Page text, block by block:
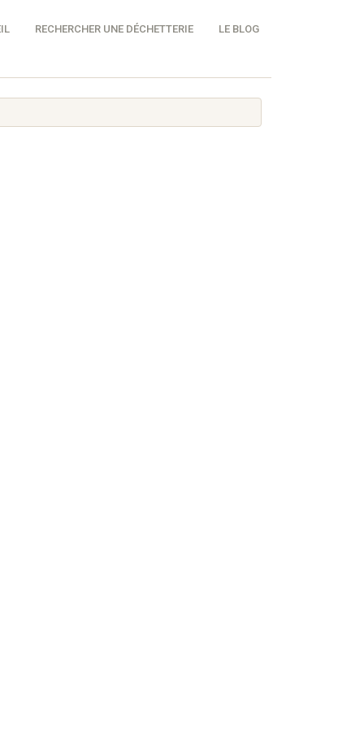
RECHERCHER UNE DÉCHETTERIE LE BLOG